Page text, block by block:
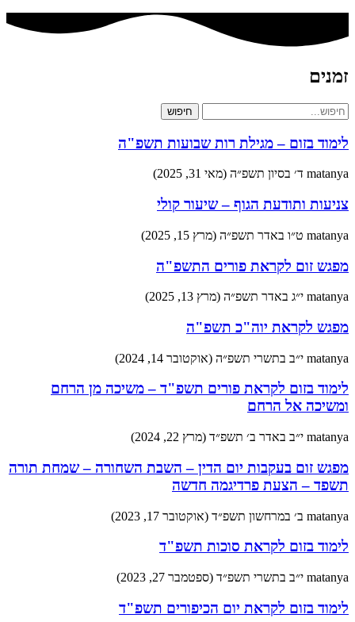
זמנים
חיפוש
לימוד בזום – מגילת רות שבועות תשפ"ה
matanya ד׳ בסיון תשפ״ה (מאי 31, 2025)
צניעות ותודעת הגוף – שיעור קולי
matanya ט״ו באדר תשפ״ה (מרץ 15, 2025)
מפגש זום לקראת פורים התשפ"ה
matanya י״ג באדר תשפ״ה (מרץ 13, 2025)
מפגש לקראת יוה"כ תשפ"ה
matanya י״ב בתשרי תשפ״ה (אוקטובר 14, 2024)
לימוד בזום לקראת פורים תשפ"ד – משיכה מן הרחם
ומשיכה אל הרחם
matanya י״ב באדר ב׳ תשפ״ד (מרץ 22, 2024)
מפגש זום בעקבות יום הדין – השבת השחורה – שמחת תורה
תשפד – הצעת פרדיגמה חדשה
matanya ב׳ במרחשון תשפ״ד (אוקטובר 17, 2023)
לימוד בזום לקראת סוכות תשפ"ד
matanya י״ב בתשרי תשפ״ד (ספטמבר 27, 2023)
לימוד בזום לקראת יום הכיפורים תשפ"ד